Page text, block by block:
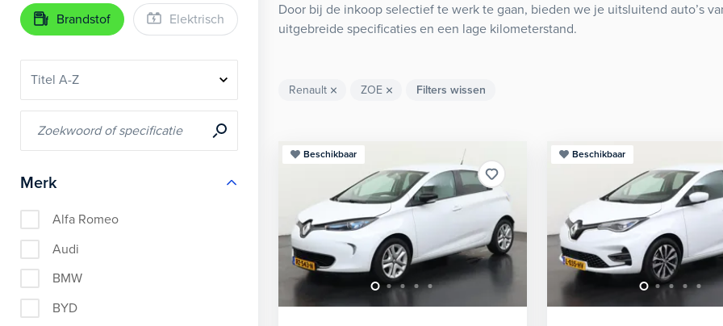
Brandstof Elektrisch
Merk
Alfa Romeo
Audi
BMW
BYD
Door bij de inkoop selectief te werk te gaan, bieden we je uitsluitend auto’s
uitgebreide specificaties en een lage kilometerstand.
Renault ZOE Filters wissen
Beschikbaar Beschikbaar